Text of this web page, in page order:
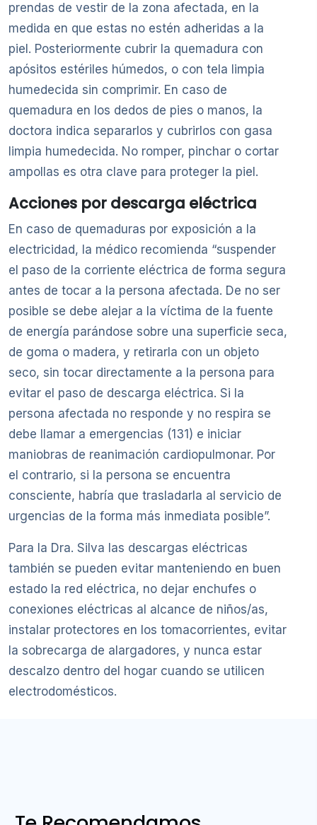
prendas de vestir de la zona afectada, en la
medida en que estas no estén adheridas a la
piel. Posteriormente cubrir la quemadura con
apósitos estériles húmedos, o con tela limpia
humedecida sin comprimir. En caso de
quemadura en los dedos de pies o manos, la
doctora indica separarlos y cubrirlos con gasa
limpia humedecida. No romper, pinchar o cortar
ampollas es otra clave para proteger la piel.
Acciones por descarga eléctrica
En caso de quemaduras por exposición a la
electricidad, la médico recomienda “suspender
el paso de la corriente eléctrica de forma segura
antes de tocar a la persona afectada. De no ser
posible se debe alejar a la víctima de la fuente
de energía parándose sobre una superficie seca,
de goma o madera, y retirarla con un objeto
seco, sin tocar directamente a la persona para
evitar el paso de descarga eléctrica. Si la
persona afectada no responde y no respira se
debe llamar a emergencias (131) e iniciar
maniobras de reanimación cardiopulmonar. Por
el contrario, si la persona se encuentra
consciente, habría que trasladarla al servicio de
urgencias de la forma más inmediata posible”.
Para la Dra. Silva las descargas eléctricas
también se pueden evitar manteniendo en buen
estado la red eléctrica, no dejar enchufes o
conexiones eléctricas al alcance de niños/as,
instalar protectores en los tomacorrientes, evitar
la sobrecarga de alargadores, y nunca estar
descalzo dentro del hogar cuando se utilicen
electrodomésticos.